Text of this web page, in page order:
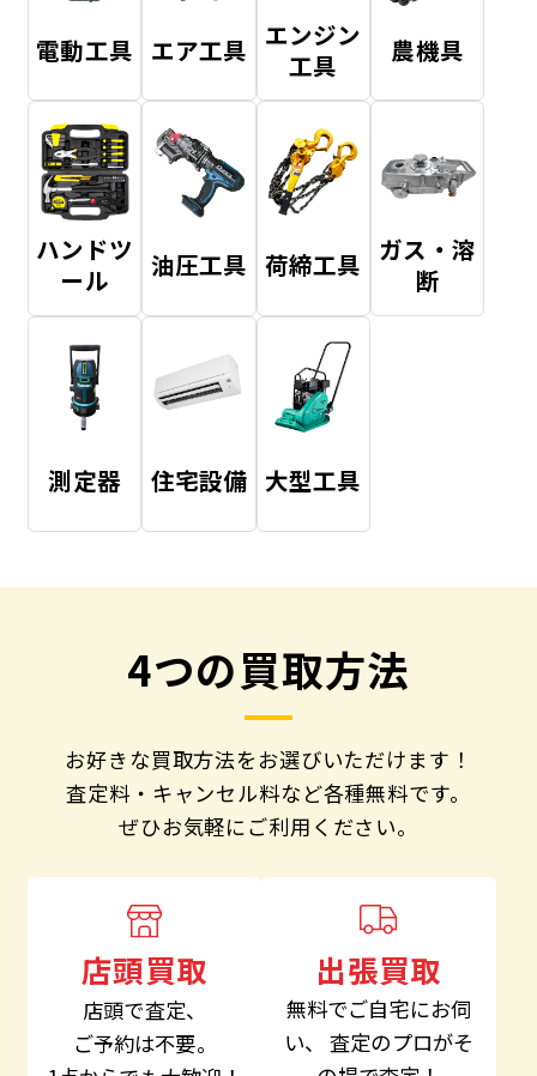
電動工具 エア工具 エンジン
工具
農機具
ハンドツ
ール
油圧工具 荷締工具 ガス・溶
断
測定器 住宅設備 大型工具
4つの買取方法
お好きな買取方法をお選びいただけます！
査定料・キャンセル料など各種無料です。
ぜひお気軽にご利用ください。
店頭買取
店頭で査定、
ご予約は不要。
出張買取
無料でご自宅にお伺
い、 査定のプロがそ